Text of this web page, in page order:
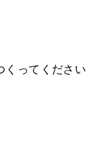
くってください